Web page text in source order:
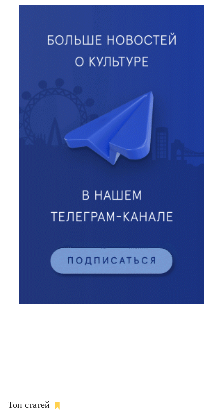
Топ статей